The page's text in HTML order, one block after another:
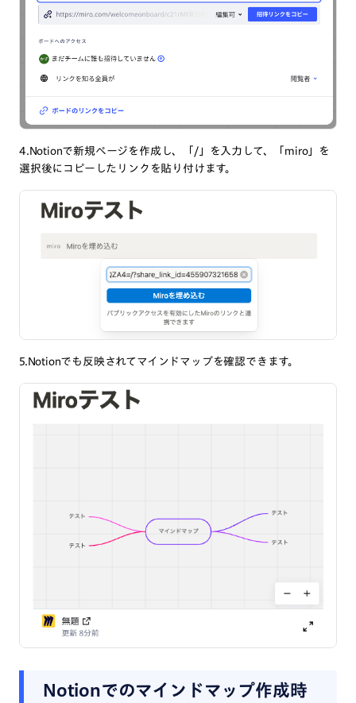
4.Notionで新規ページを作成し、「/」を入力して、「miro」を
選択後にコピーしたリンクを貼り付けます。
5.Notionでも反映されてマインドマップを確認できます。
Notionでのマインドマップ作成時